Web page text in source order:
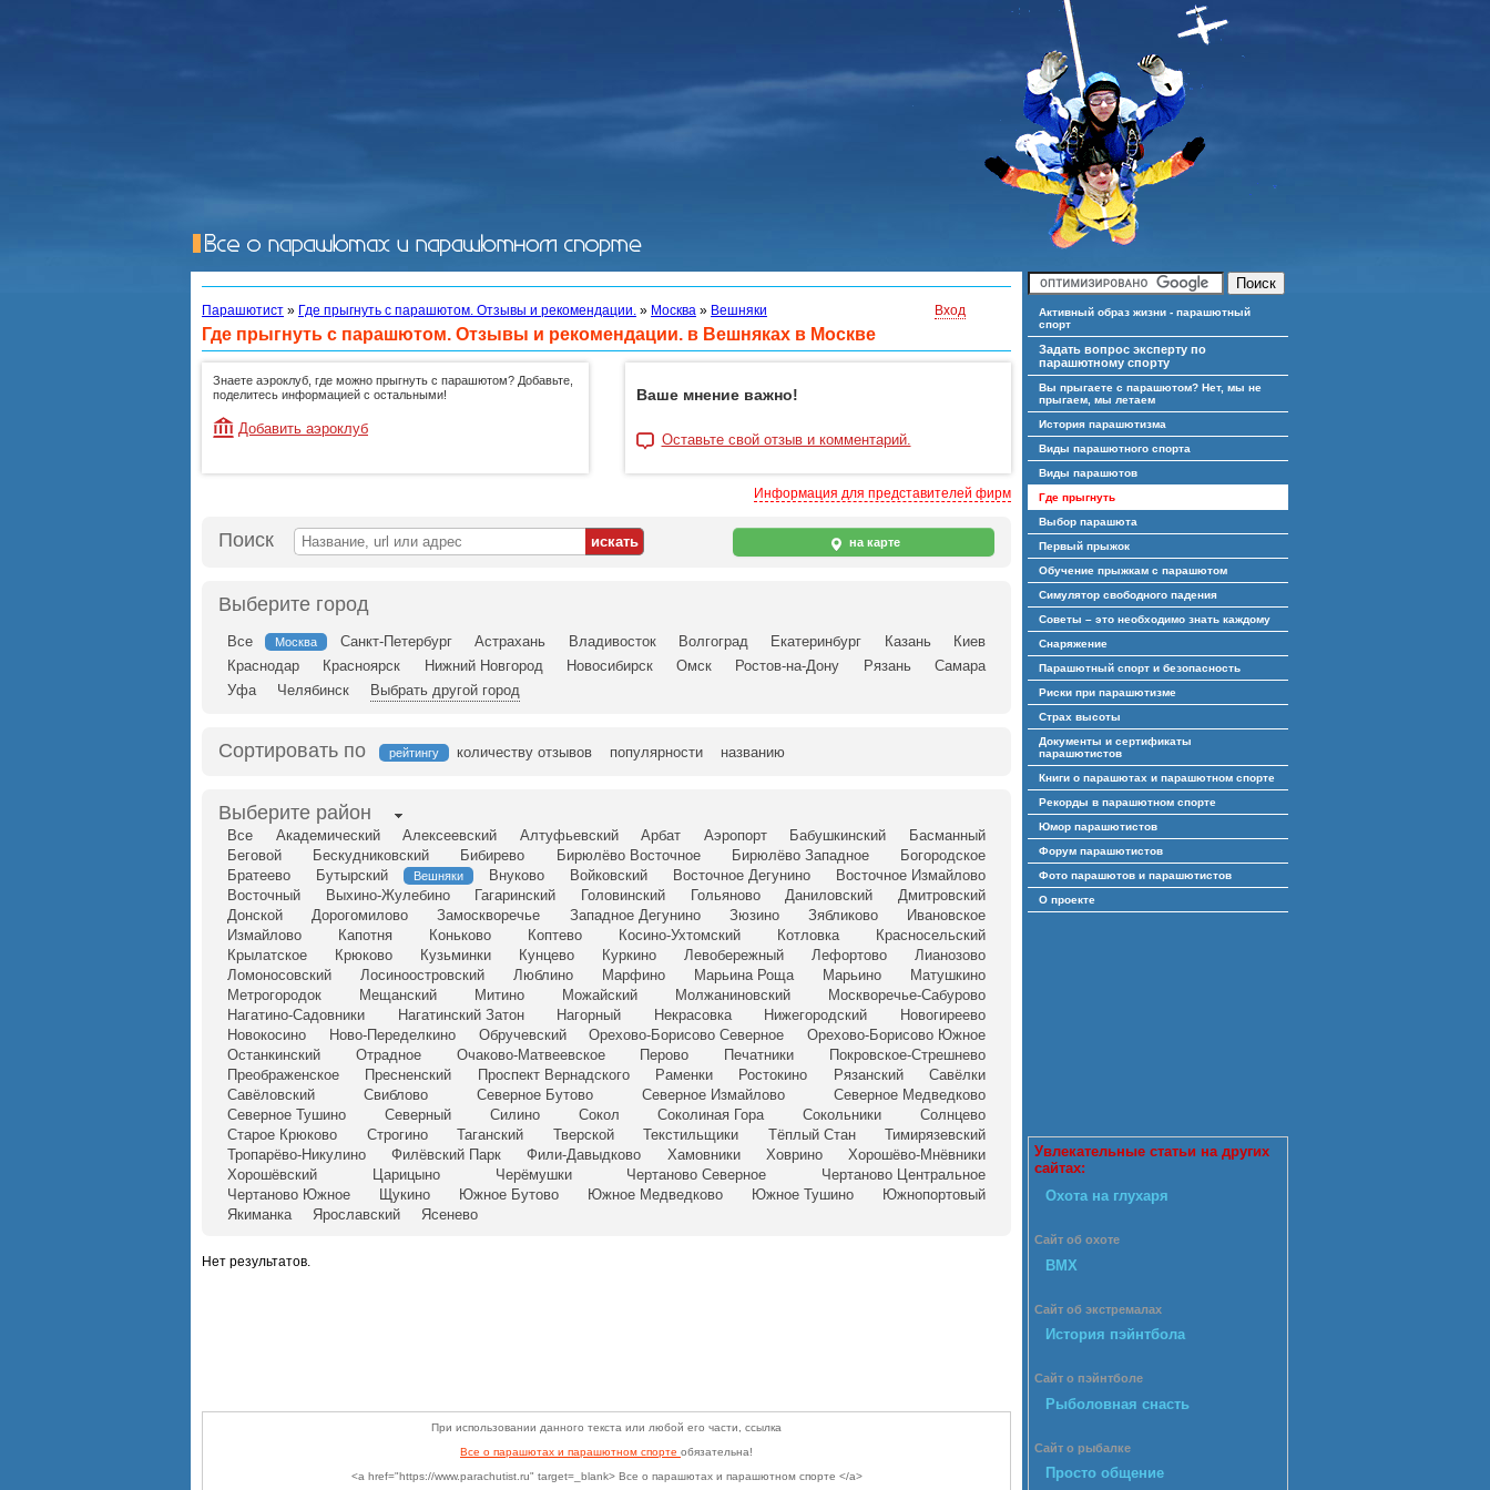
Парашютист » Где прыгнуть с парашютом. Отзывы и рекомендации. » Москва » Вешняки Вход
Где прыгнуть с парашютом. Отзывы и рекомендации. в Вешняках в Москве
Знаете аэроклуб, где можно прыгнуть с парашютом? Добавьте,
поделитесь информацией с остальными!
Добавить аэроклуб
Ваше мнение важно!
Оставьте свой отзыв и комментарий.
Информация для представителей фирм
Поиск на карте
Выберите город
Все Москва Санкт-Петербург Астрахань Владивосток Волгоград Екатеринбург Казань
Киев
Краснодар
Красноярск Нижний Новгород Новосибирск Омск Ростов-на-Дону Рязань
Самара
Уфа
Челябинск Выбрать другой город
Сортировать по рейтингу количеству отзывов популярности названию
Выберите район
Все Академический Алексеевский Алтуфьевский Арбат Аэропорт Бабушкинский
Басманный
Беговой
Бескудниковский Бибирево Бирюлёво Восточное Бирюлёво Западное
Богородское
Братеево
Бутырский Вешняки Внуково Войковский Восточное Дегунино
Восточное Измайлово
Восточный
Выхино-Жулебино Гагаринский Головинский Гольяново Даниловский
Дмитровский
Донской
Дорогомилово Замоскворечье Западное Дегунино Зюзино Зябликово
Ивановское
Измайлово
Капотня Коньково Коптево Косино-Ухтомский Котловка
Красносельский
Крылатское
Крюково Кузьминки Кунцево Куркино Левобережный Лефортово
Лианозово
Ломоносовский
Лосиноостровский Люблино Марфино Марьина Роща Марьино
Матушкино
Метрогородок
Мещанский Митино Можайский Молжаниновский
Москворечье-Сабурово
Нагатино-Садовники
Нагатинский Затон Нагорный Некрасовка Нижегородский
Новогиреево
Новокосино
Ново-Переделкино Обручевский Орехово-Борисово Северное
Орехово-Борисово Южное
Останкинский
Отрадное Очаково-Матвеевское Перово Печатники
Покровское-Стрешнево
Преображенское
Пресненский Проспект Вернадского Раменки Ростокино Рязанский
Савёлки
Савёловский
Свиблово Северное Бутово Северное Измайлово
Северное Медведково
Северное Тушино
Северный Силино Сокол Соколиная Гора Сокольники
Солнцево
Старое Крюково
Строгино Таганский Тверской Текстильщики Тёплый Стан
Тимирязевский
Тропарёво-Никулино
Филёвский Парк Фили-Давыдково Хамовники Ховрино
Хорошёво-Мнёвники
Хорошёвский
Царицыно Черёмушки Чертаново Северное
Чертаново Центральное
Чертаново Южное
Щукино Южное Бутово Южное Медведково Южное Тушино
Южнопортовый
Якиманка
Ярославский Ясенево
Нет результатов.
При использовании данного текста или любой его части, ссылка
Все о парашютах и парашютном спорте обязательна!
<a href="https://www.parachutist.ru" target=_blank> Все о парашютах и парашютном спорте </a>
Активный образ жизни - парашютный
спорт
Задать вопрос эксперту по
парашютному спорту
Вы прыгаете с парашютом? Нет, мы не
прыгаем, мы летаем
История парашютизма
Виды парашютного спорта
Виды парашютов
Где прыгнуть
Выбор парашюта
Первый прыжок
Обучение прыжкам с парашютом
Симулятор свободного падения
Советы – это необходимо знать каждому
Снаряжение
Парашютный спорт и безопасность
Риски при парашютизме
Страх высоты
Документы и сертификаты
парашютистов
Книги о парашютах и парашютном спорте
Рекорды в парашютном спорте
Юмор парашютистов
Форум парашютистов
Фото парашютов и парашютистов
О проекте
Увлекательные статьи на других
сайтах:
Охота на глухаря
Сайт об охоте
BMX
Сайт об экстремалах
История пэйнтбола
Сайт о пэйнтболе
Рыболовная снасть
Сайт о рыбалке
Просто общение